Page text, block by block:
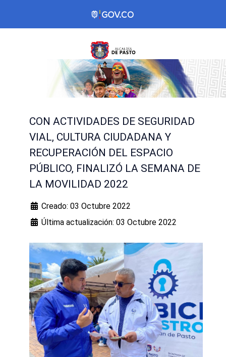
CON ACTIVIDADES DE SEGURIDAD
VIAL, CULTURA CIUDADANA Y
RECUPERACIÓN DEL ESPACIO
PÚBLICO, FINALIZÓ LA SEMANA DE
LA MOVILIDAD 2022
Creado: 03 Octubre 2022
Última actualización: 03 Octubre 2022